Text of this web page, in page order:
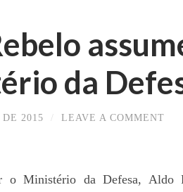
da
2015 LEAVE A COMMENT
da Defesa, Aldo